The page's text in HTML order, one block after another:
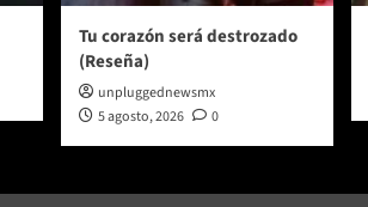
Tu corazón será destrozado
(Reseña)
unpluggednewsmx
5 agosto, 2026
0